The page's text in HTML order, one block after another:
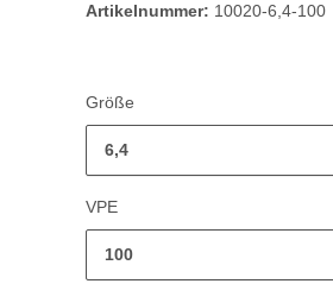
Artikelnummer: 10020-6,4-100
Größe
6,4
VPE
100